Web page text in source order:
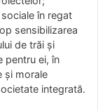
în regat
sensibilizarea
de trăi și
pentru ei, în
și morale
integrată.